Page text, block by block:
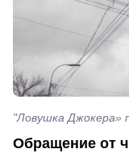
"Ловушка Джокера»
Обращение от